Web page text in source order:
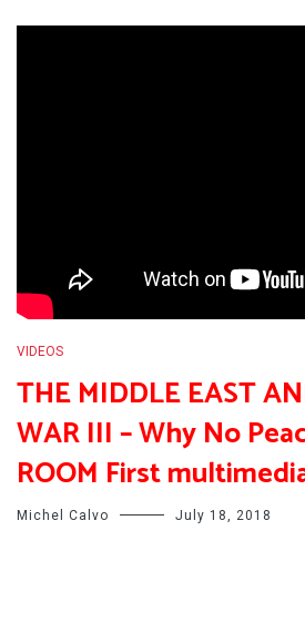
VIDEOS
THE MIDDLE EAST
WAR III – Why No
ROOM First
Michel Calvo July 18, 2018